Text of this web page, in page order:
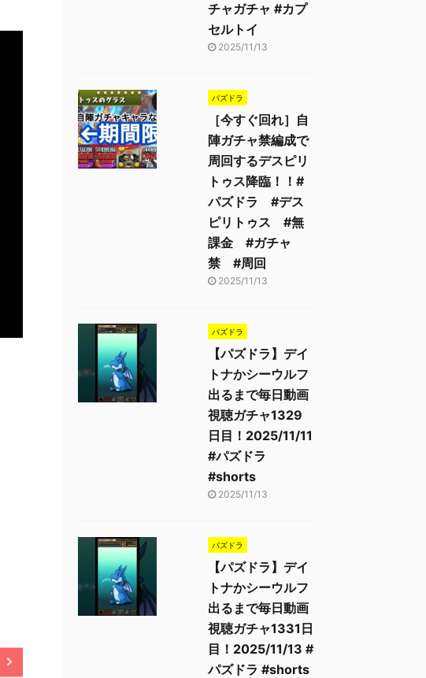
2025/11/13
チャガチャ #カプ
セルトイ
2025/11/13
パズドラ
［今すぐ回れ］自
陣ガチャ禁編成で
周回するデスピリ
トゥス降臨！！#
パズドラ #デス
ピリトゥス #無
課金 #ガチャ
禁 #周回
2025/11/13
パズドラ
【パズドラ】デイ
トナかシーウルフ
出るまで毎日動画
視聴ガチャ1329
日目！2025/11/11
#パズドラ
#shorts
2025/11/13
パズドラ
【パズドラ】デイ
トナかシーウルフ
出るまで毎日動画
視聴ガチャ1331日
目！2025/11/13 #
パズドラ #shorts